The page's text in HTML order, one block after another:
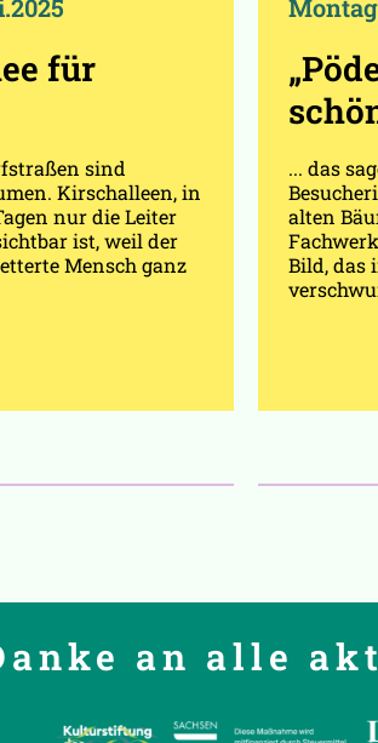
für
sind
Kirschalleen, in
nur die Leiter
ist, weil der
Mensch ganz
... das
alten
Bild, das
an alle